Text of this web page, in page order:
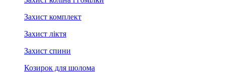
Захист комплект
Захист ліктя
Захист спини
Козирок для шолома